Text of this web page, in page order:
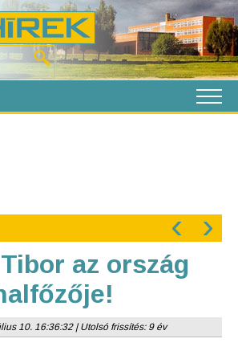
‹ ›
az ország
10. 16:36:32 | Utolsó frissítés: 9 év